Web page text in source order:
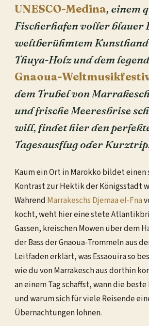
UNESCO-Medina, einem
Fischerhafen voller blauer
weltberühmtem
Thuya-Holz und dem
Gnaoua-
dem Trubel von
und frische Meeresbrise
will, findet hier den
Tagesausflug oder
Kaum ein Ort in Marokko bildet einen
Kontrast zur Hektik der Königsstadt
Während Marrakeschs Djemaa el-Fna
kocht, weht hier eine stete
Gassen, kreischen Möwen über dem
der Bass der Gnaoua-Trommeln aus
Leitfaden erklärt, was Essaouira so
wie du von Marrakesch aus dorthin
an einem Tag schaffst, wann die
und warum sich für viele Reisende
Übernachtungen lohnen.